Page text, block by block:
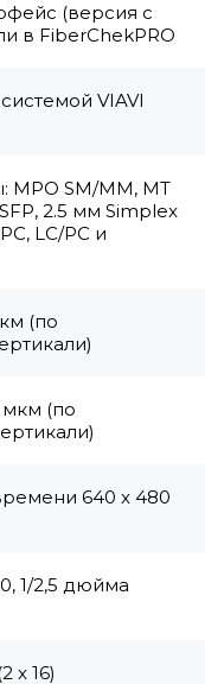
(версия с
в FiberChekPRO
VIAVI
SM/MM, MT
2.5 мм Simplex
LC/PC и
(по
мкм (по
640 x 480
1/2,5 дюйма
x 16)